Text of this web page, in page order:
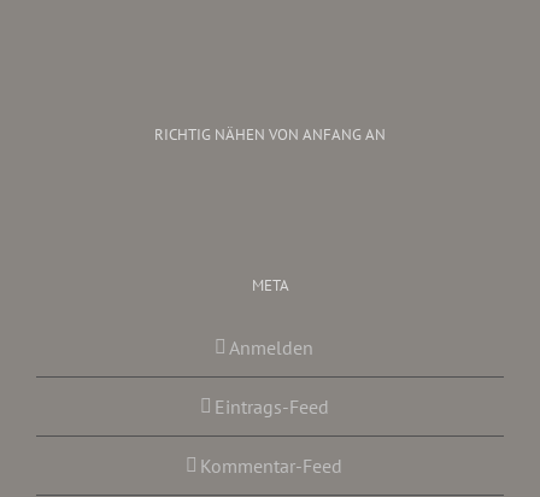
RICHTIG NÄHEN VON ANFANG AN
META
Anmelden
Eintrags-Feed
Kommentar-Feed